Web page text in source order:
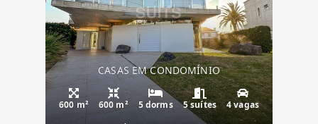
CASAS EM CONDOMÍNIO
600 m² 600 m² 5 dorms 5 suítes 4 vagas